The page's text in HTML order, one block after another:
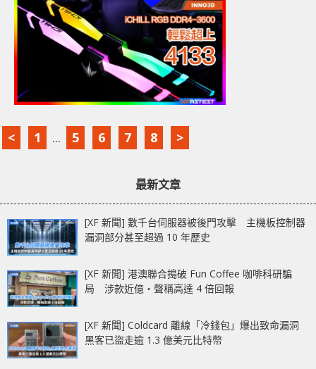
< 1 ... 5 6 7 8 >
最新文章
[XF 新聞] 數千台伺服器被後門攻擊 主機板控制器
漏洞部分甚至超過 10 年歷史
[XF 新聞] 港澳聯合搗破 Fun Coffee 咖啡科研騙
局 涉款近億‧聲稱高達 4 倍回報
[XF 新聞] Coldcard 離線「冷錢包」爆出致命漏洞
黑客已盜走逾 1.3 億美元比特幣